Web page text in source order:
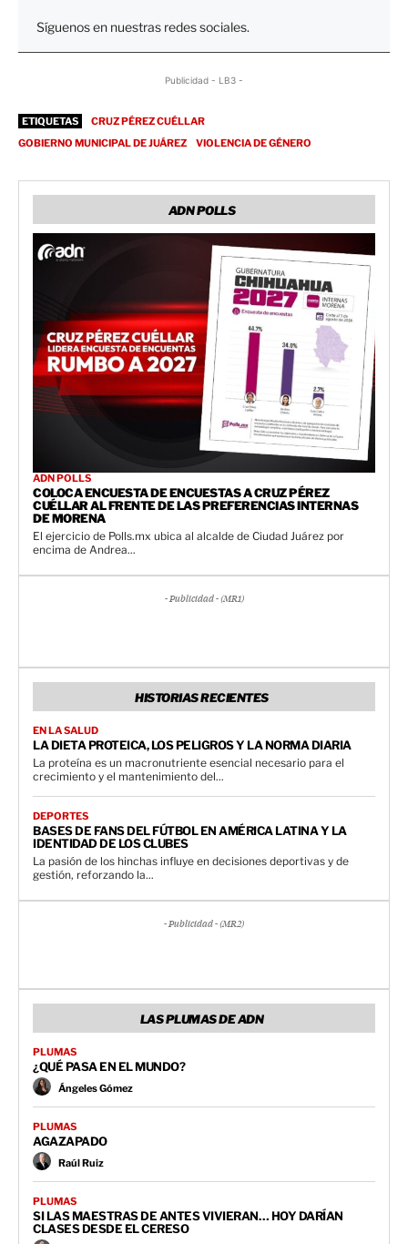
Síguenos en nuestras redes sociales.
Publicidad - LB3 -
ETIQUETAS
CRUZ PÉREZ CUÉLLAR
GOBIERNO MUNICIPAL DE JUÁREZ
VIOLENCIA DE GÉNERO
ADN POLLS
ADN POLLS
COLOCA ENCUESTA DE ENCUESTAS A CRUZ PÉREZ
CUÉLLAR AL FRENTE DE LAS PREFERENCIAS INTERNAS
DE MORENA
El ejercicio de Polls.mx ubica al alcalde de Ciudad Juárez por
encima de Andrea...
- Publicidad - (MR1)
HISTORIAS RECIENTES
EN LA SALUD
LA DIETA PROTEICA, LOS PELIGROS Y LA NORMA DIARIA
La proteína es un macronutriente esencial necesario para el
crecimiento y el mantenimiento del...
DEPORTES
BASES DE FANS DEL FÚTBOL EN AMÉRICA LATINA Y LA
IDENTIDAD DE LOS CLUBES
La pasión de los hinchas influye en decisiones deportivas y de
gestión, reforzando la...
- Publicidad - (MR2)
LAS PLUMAS DE ADN
PLUMAS
¿QUÉ PASA EN EL MUNDO?
Ángeles Gómez
PLUMAS
AGAZAPADO
Raúl Ruiz
PLUMAS
SI LAS MAESTRAS DE ANTES VIVIERAN… HOY DARÍAN
CLASES DESDE EL CERESO